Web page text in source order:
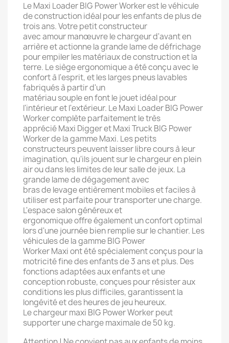
Le Maxi Loader BIG Power Worker est le véhicule
de construction idéal pour les enfants de plus de
trois ans. Votre petit constructeur
avec amour manœuvre le chargeur d'avant en
arrière et actionne la grande lame de défrichage
pour empiler les matériaux de construction et la
terre. Le siège ergonomique a été conçu avec le
confort à l'esprit, et les larges pneus lavables
fabriqués à partir d'un
matériau souple en font le jouet idéal pour
l'intérieur et l'extérieur. Le Maxi Loader BIG Power
Worker complète parfaitement le très
apprécié Maxi Digger et Maxi Truck BIG Power
Worker de la gamme Maxi. Les petits
constructeurs peuvent laisser libre cours à leur
imagination, qu'ils jouent sur le chargeur en plein
air ou dans les limites de leur salle de jeux. La
grande lame de dégagement avec
bras de levage entièrement mobiles et faciles à
utiliser est parfaite pour transporter une charge.
L'espace salon généreux et
ergonomique offre également un confort optimal
lors d'une journée bien remplie sur le chantier. Les
véhicules de la gamme BIG Power
Worker Maxi ont été spécialement conçus pour la
motricité fine des enfants de 3 ans et plus. Des
fonctions adaptées aux enfants et une
conception robuste, conçues pour résister aux
conditions les plus difficiles, garantissent la
longévité et des heures de jeu heureux.
Le chargeur maxi BIG Power Worker peut
supporter une charge maximale de 50 kg.